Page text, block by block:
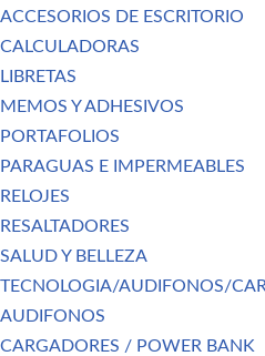
ACCESORIOS DE ESCRITORIO
CALCULADORAS
LIBRETAS
MEMOS Y ADHESIVOS
PORTAFOLIOS
PARAGUAS E IMPERMEABLES
RELOJES
RESALTADORES
SALUD Y BELLEZA
TECNOLOGIA/AUDIFONOS/
AUDIFONOS
CARGADORES / POWER BANK